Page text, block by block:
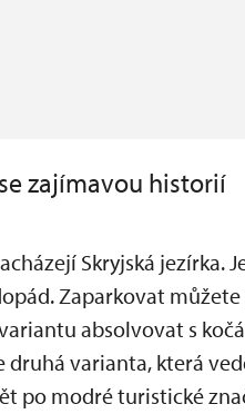
zajímavou historií
Skryjská jezírka.
Zaparkovat
absolvovat s
varianta, která
po modré turistické